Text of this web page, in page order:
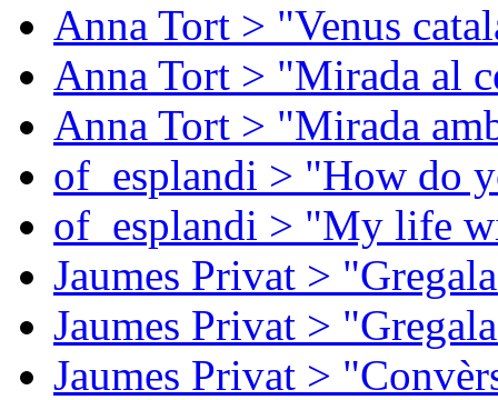
Anna Tort > "Venus
Anna Tort > "Mirada al
Anna Tort > "Mirada
of_esplandi > "How do
of_esplandi > "My life
Jaumes Privat >
Jaumes Privat >
Jaumes Privat >